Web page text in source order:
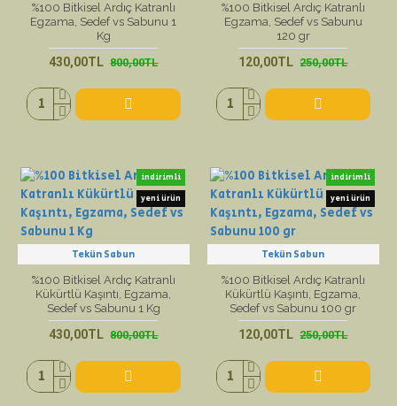
%100 Bitkisel Ardıç Katranlı
Egzama, Sedef vs Sabunu 1
Kg
430,00TL 800,00TL
%100 Bitkisel Ardıç Katranlı
Egzama, Sedef vs Sabunu
120 gr
120,00TL 250,00TL
indirimli
yeni ürün
Tekün Sabun
%100 Bitkisel Ardıç Katranlı
Kükürtlü Kaşıntı, Egzama,
Sedef vs Sabunu 1 Kg
430,00TL 800,00TL
indirimli
yeni ürün
Tekün Sabun
%100 Bitkisel Ardıç Katranlı
Kükürtlü Kaşıntı, Egzama,
Sedef vs Sabunu 100 gr
120,00TL 250,00TL